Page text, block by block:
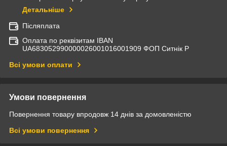
Детальніше
Післяплата
Оплата по реквізитам IBAN
UА683052990000026001016001909 ФОП Ситнік Р
Всі умови оплати
Умови повернення
Повернення товару впродовж 14 днів за домовленістю
Всі умови повернення